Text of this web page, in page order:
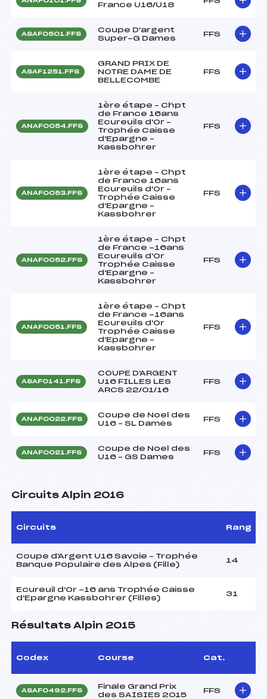
France U16/U18
ASAF0501.FFS
Coupe D'argent
Super-G Dames
FFS
ASAF1251.FFS
GRAND PRIX DE
NOTRE DAME DE
BELLECOMBE
FFS
ANAF0054.FFS
1ère étape – Chpt
de France 16ans
Ecureuils d'Or –
Trophée Caisse
d'Epargne –
Kassbohrer
FFS
ANAF0053.FFS
1ère étape – Chpt
de France 16ans
Ecureuils d'Or –
Trophée Caisse
d'Epargne –
Kassbohrer
FFS
ANAF0052.FFS
1ère étape – Chpt
de France -16ans
Ecureuils d'Or
Trophée Caisse
d'Epargne –
Kassbohrer
FFS
ANAF0051.FFS
1ère étape – Chpt
de France -16ans
Ecureuils d'Or
Trophée Caisse
d'Epargne –
Kassbohrer
FFS
ASAF0141.FFS
COUPE D'ARGENT
U16 FILLES LES
ARCS 22/01/16
FFS
ANAF0022.FFS
Coupe de Noel des
U16 – SL Dames
FFS
ANAF0021.FFS
Coupe de Noel des
U16 – GS Dames
FFS
Circuits Alpin 2016
Circuits Rang
Coupe d'Argent U16 Savoie – Trophée
Banque Populaire des Alpes (Fille)
14
Ecureuil d'Or -16 ans Trophée Caisse
d'Epargne Kassbohrer (Filles)
31
Résultats Alpin 2015
Codex Course Cat.
ASAF0492.FFS
Finale Grand Prix
des SAISIES 2015
FFS